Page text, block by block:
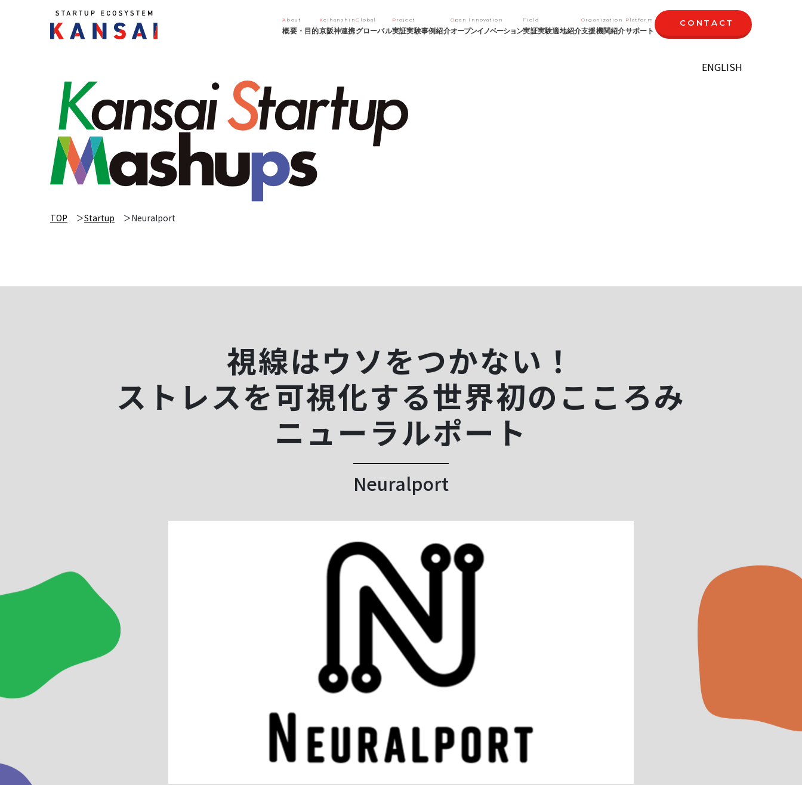
About
概要・目的
Keihanshin
京阪神連携
Global
グローバル
Project
実証実験事例紹介
Open Innovation
オープンイノベーション
Field
実証実験適地紹介
Organization
支援機関紹介
Platform
サポート
CONTACT
ENGLISH
TOP Startup Neuralport
視線はウソをつかない！
ストレスを可視化する世界初のこころみ
ニューラルポート
Neuralport